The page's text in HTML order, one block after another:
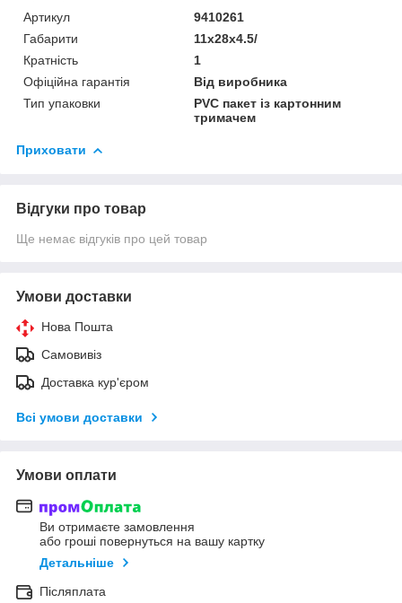
Артикул
9410261
Габарити
11x28x4.5/
Кратність
1
Офіційна гарантія
Від виробника
Тип упаковки
PVC пакет із картонним
тримачем
Приховати
Відгуки про товар
Ще немає відгуків про цей товар
Умови доставки
Нова Пошта
Самовивіз
Доставка кур'єром
Всі умови доставки
Умови оплати
Ви отримаєте замовлення
або гроші повернуться на вашу картку
Детальніше
Післяплата